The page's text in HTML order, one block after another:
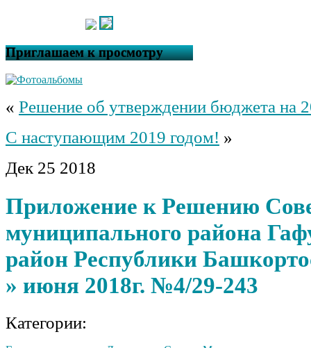
Приглашаем к просмотру
« Решение об утверждении бюджета на
С наступающим 2019 годом! »
Дек 25 2018
Приложение к Решению
муниципального района
район Республики
» июня 2018г. №4/29-243
Категории: